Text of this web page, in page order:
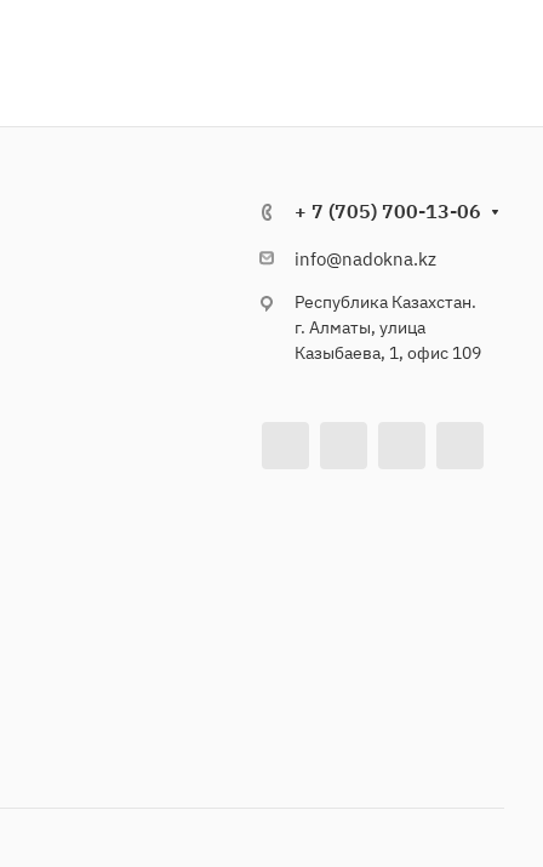
+ 7 (705) 700-13-06
info@nadokna.kz
Республика Казахстан.
г. Алматы, улица
Казыбаева, 1, офис 109